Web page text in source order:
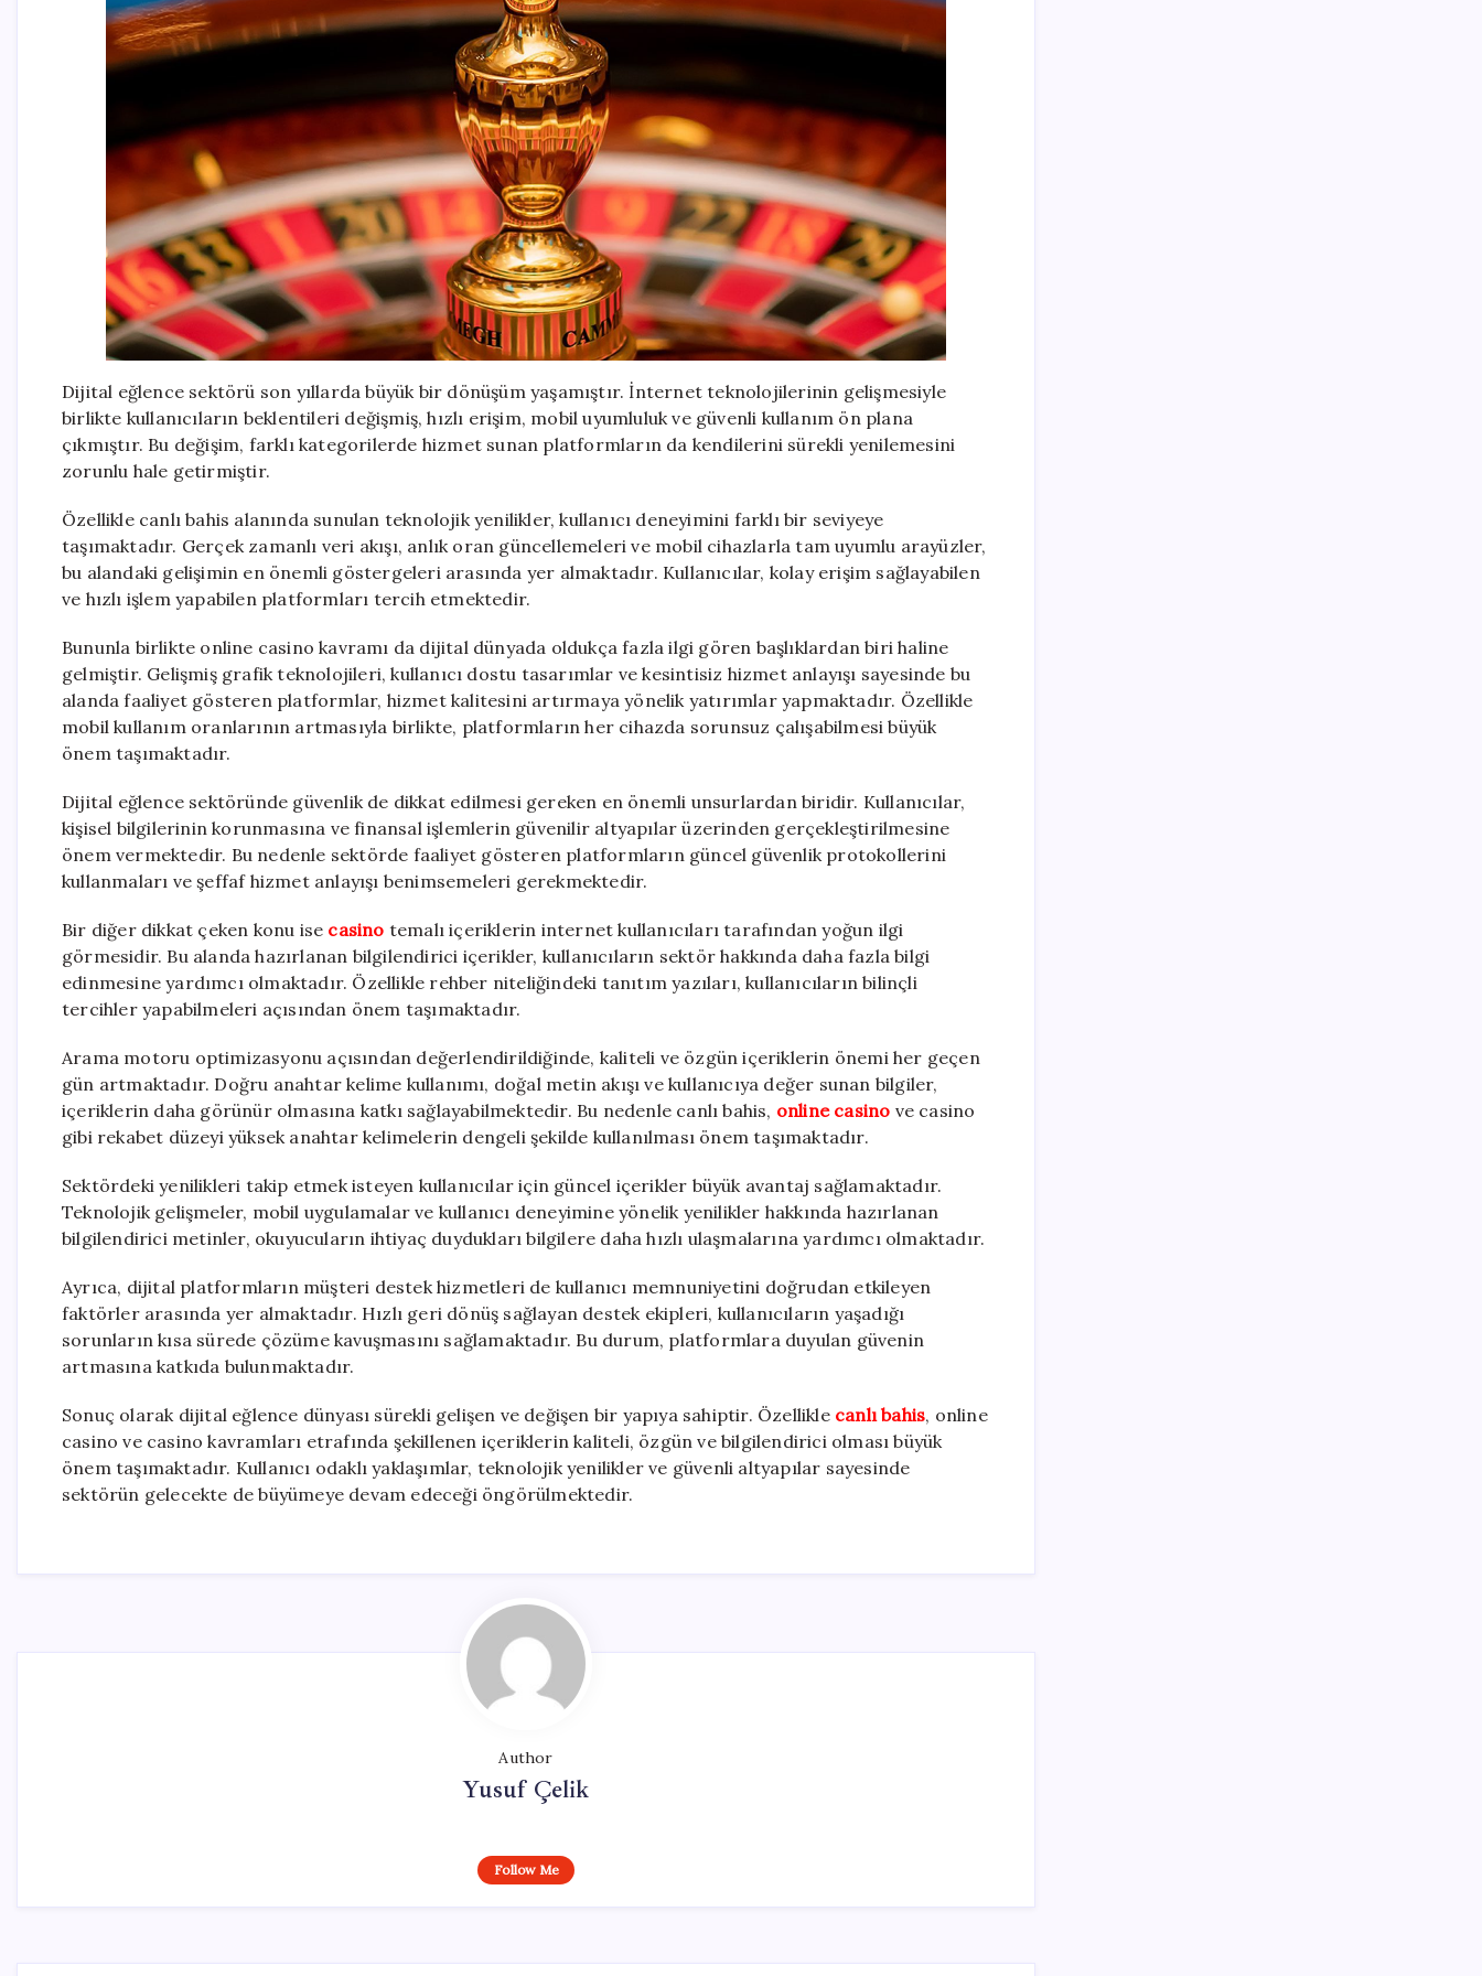
Dijital eğlence sektörü son yıllarda büyük bir dönüşüm yaşamıştır. İnternet teknolojilerinin gelişmesiyle
birlikte kullanıcıların beklentileri değişmiş, hızlı erişim, mobil uyumluluk ve güvenli kullanım ön plana
çıkmıştır. Bu değişim, farklı kategorilerde hizmet sunan platformların da kendilerini sürekli yenilemesini
zorunlu hale getirmiştir.
Özellikle canlı bahis alanında sunulan teknolojik yenilikler, kullanıcı deneyimini farklı bir seviyeye
taşımaktadır. Gerçek zamanlı veri akışı, anlık oran güncellemeleri ve mobil cihazlarla tam uyumlu arayüzler,
bu alandaki gelişimin en önemli göstergeleri arasında yer almaktadır. Kullanıcılar, kolay erişim sağlayabilen
ve hızlı işlem yapabilen platformları tercih etmektedir.
Bununla birlikte online casino kavramı da dijital dünyada oldukça fazla ilgi gören başlıklardan biri haline
gelmiştir. Gelişmiş grafik teknolojileri, kullanıcı dostu tasarımlar ve kesintisiz hizmet anlayışı sayesinde bu
alanda faaliyet gösteren platformlar, hizmet kalitesini artırmaya yönelik yatırımlar yapmaktadır. Özellikle
mobil kullanım oranlarının artmasıyla birlikte, platformların her cihazda sorunsuz çalışabilmesi büyük
önem taşımaktadır.
Dijital eğlence sektöründe güvenlik de dikkat edilmesi gereken en önemli unsurlardan biridir. Kullanıcılar,
kişisel bilgilerinin korunmasına ve finansal işlemlerin güvenilir altyapılar üzerinden gerçekleştirilmesine
önem vermektedir. Bu nedenle sektörde faaliyet gösteren platformların güncel güvenlik protokollerini
kullanmaları ve şeffaf hizmet anlayışı benimsemeleri gerekmektedir.
Bir diğer dikkat çeken konu ise casino temalı içeriklerin internet kullanıcıları tarafından yoğun ilgi
görmesidir. Bu alanda hazırlanan bilgilendirici içerikler, kullanıcıların sektör hakkında daha fazla bilgi
edinmesine yardımcı olmaktadır. Özellikle rehber niteliğindeki tanıtım yazıları, kullanıcıların bilinçli
tercihler yapabilmeleri açısından önem taşımaktadır.
Arama motoru optimizasyonu açısından değerlendirildiğinde, kaliteli ve özgün içeriklerin önemi her geçen
gün artmaktadır. Doğru anahtar kelime kullanımı, doğal metin akışı ve kullanıcıya değer sunan bilgiler,
içeriklerin daha görünür olmasına katkı sağlayabilmektedir. Bu nedenle canlı bahis, online casino ve casino
gibi rekabet düzeyi yüksek anahtar kelimelerin dengeli şekilde kullanılması önem taşımaktadır.
Sektördeki yenilikleri takip etmek isteyen kullanıcılar için güncel içerikler büyük avantaj sağlamaktadır.
Teknolojik gelişmeler, mobil uygulamalar ve kullanıcı deneyimine yönelik yenilikler hakkında hazırlanan
bilgilendirici metinler, okuyucuların ihtiyaç duydukları bilgilere daha hızlı ulaşmalarına yardımcı olmaktadır.
Ayrıca, dijital platformların müşteri destek hizmetleri de kullanıcı memnuniyetini doğrudan etkileyen
faktörler arasında yer almaktadır. Hızlı geri dönüş sağlayan destek ekipleri, kullanıcıların yaşadığı
sorunların kısa sürede çözüme kavuşmasını sağlamaktadır. Bu durum, platformlara duyulan güvenin
artmasına katkıda bulunmaktadır.
Sonuç olarak dijital eğlence dünyası sürekli gelişen ve değişen bir yapıya sahiptir. Özellikle canlı bahis, online
casino ve casino kavramları etrafında şekillenen içeriklerin kaliteli, özgün ve bilgilendirici olması büyük
önem taşımaktadır. Kullanıcı odaklı yaklaşımlar, teknolojik yenilikler ve güvenli altyapılar sayesinde
sektörün gelecekte de büyümeye devam edeceği öngörülmektedir.
Author
Yusuf Çelik
Follow Me